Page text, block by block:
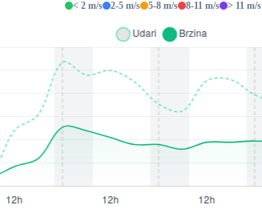
< 2 m/s 2-5 m/s 5-8 m/s 8-11 m/s > 11 m/s